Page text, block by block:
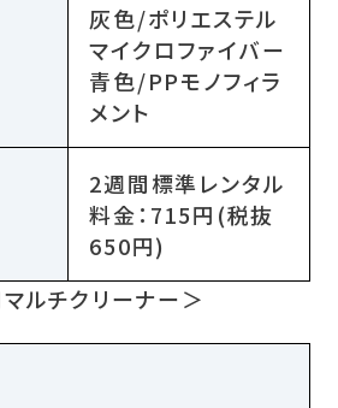
灰色/ポリエステル
マイクロファイバー
青色/PPモノフィラ
メント
2週間標準レンタル
料金：715円(税抜
650円)
ルチクリーナー＞